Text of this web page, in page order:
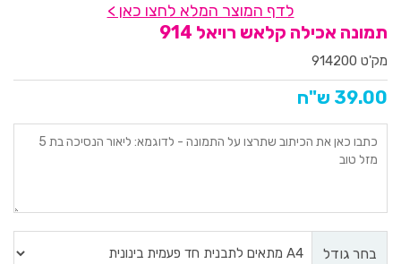
לדף המוצר המלא לחצו כאן >
תמונה אכילה קלאש רויאל 914
מק'ט 914200
39.00 ש"ח
בחר גודל